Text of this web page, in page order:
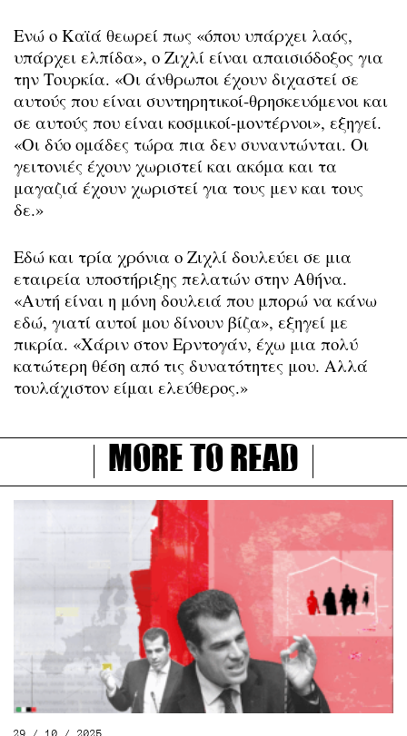
Ενώ ο Καϊά θεωρεί πως «όπου υπάρχει λαός,
υπάρχει ελπίδα», ο Ζιχλί είναι απαισιόδοξος για
την Τουρκία. «Οι άνθρωποι έχουν διχαστεί σε
αυτούς που είναι συντηρητικοί-θρησκευόμενοι και
σε αυτούς που είναι κοσμικοί-μοντέρνοι», εξηγεί.
«Οι δύο ομάδες τώρα πια δεν συναντώνται. Οι
γειτονιές έχουν χωριστεί και ακόμα και τα
μαγαζιά έχουν χωριστεί για τους μεν και τους
δε.»
Εδώ και τρία χρόνια ο Ζιχλί δουλεύει σε μια
εταιρεία υποστήριξης πελατών στην Αθήνα.
«Αυτή είναι η μόνη δουλειά που μπορώ να κάνω
εδώ, γιατί αυτοί μου δίνουν βίζα», εξηγεί με
πικρία. «Χάριν στον Ερντογάν, έχω μια πολύ
κατώτερη θέση από τις δυνατότητες μου. Αλλά
τουλάχιστον είμαι ελεύθερος.»
More to read
29 / 10 / 2025